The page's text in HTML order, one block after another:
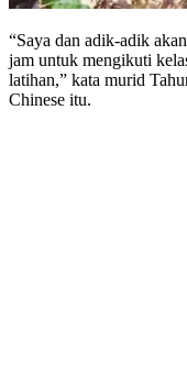
“Saya dan adik-adik
jam untuk mengikuti
latihan,” kata murid
Chinese itu.